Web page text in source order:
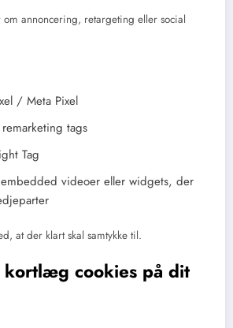
annoncering, retargeting eller social
/ Meta Pixel
tags
Tag
videoer eller widgets, der
at der klart skal samtykke til.
kortlæg cookies på dit